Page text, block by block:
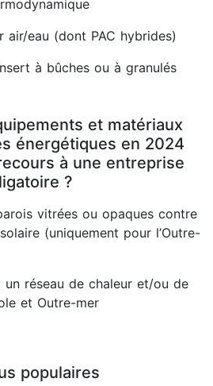
air/eau (dont PAC hybrides)
à bûches ou à granulés
et matériaux
énergétiques en 2024
à une entreprise
?
vitrées ou opaques contre
(uniquement pour l’Outre-
un réseau de chaleur et/ou de
et Outre-mer
populaires